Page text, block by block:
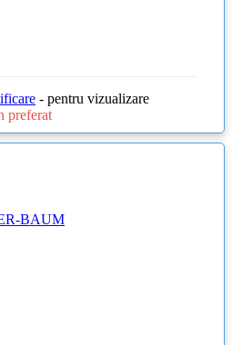
- pentru vizualizare
preferat